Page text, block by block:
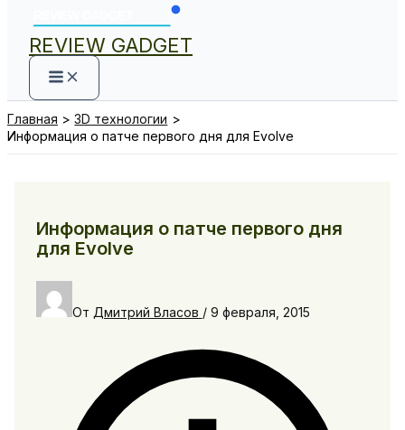
REVIEW GADGET
Главная
3D технологии
Информация о патче первого дня для Evolve
Информация о патче первого дня
для Evolve
От Дмитрий Власов / 9 февраля, 2015